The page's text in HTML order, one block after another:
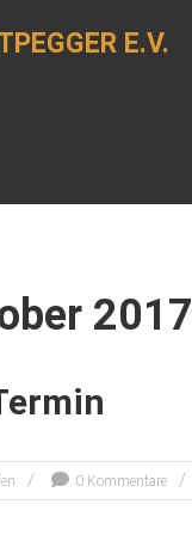
E.V.
2017
0 Kommentare